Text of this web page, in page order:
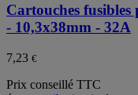
Cartouches fusibles
- 10,3x38mm - 32A
7,23 €
Prix conseillé TTC